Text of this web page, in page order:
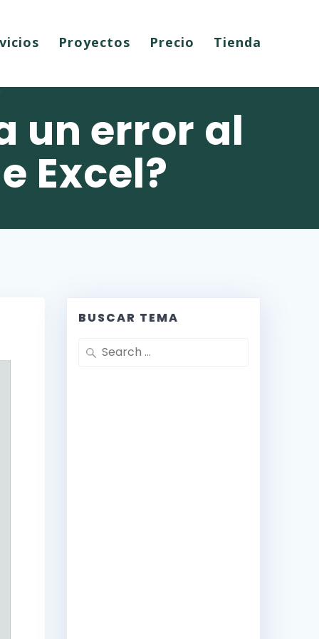
Proyectos Precio Tienda
un error al
Excel?
BUSCAR TEMA
Search
for: